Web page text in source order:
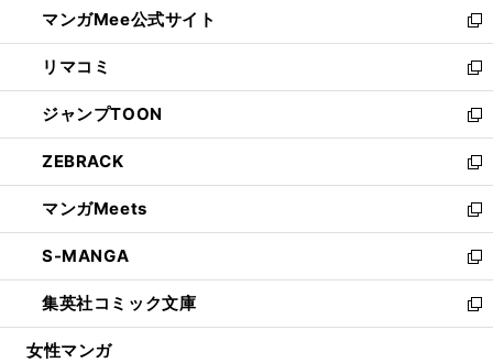
く
ド
ウ
で
開
く
ィ
ン
ド
ウ
で
開
く
い
ウ
ィ
ン
ド
ウ
で
開
く
マンガMee公式サイト
新
し
い
ウ
ィ
ン
ド
ウ
で
開
く
リマコミ
新
し
い
ウ
ィ
ン
ド
ウ
で
開
く
ジャンプTOON
新
し
い
ウ
ィ
ン
ド
ウ
で
開
ZEBRACK
新
し
い
ウ
ィ
ン
ド
ウ
マンガMeets
新
し
い
ウ
ィ
ン
S-MANGA
新
し
い
ウ
集英社コミック文庫
新
し
女性マンガ